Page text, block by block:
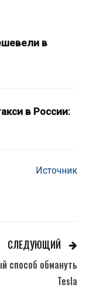
в
в России:
Источник
СЛЕДУЮЩИЙ
способ обмануть
Tesla